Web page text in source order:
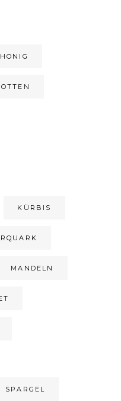
HONIG
KÜRBIS
MANDELN
SPARGEL